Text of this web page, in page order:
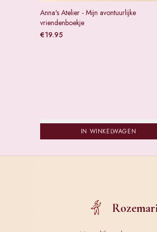
Anna's Atelier - Mijn avontuurlijke
vriendenboekje
€19.95
IN WINKELWAGEN